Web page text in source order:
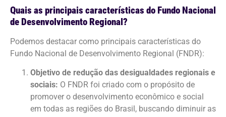
Quais as principais características do Fundo Nacional
de Desenvolvimento Regional?
Podemos destacar como principais características do
Fundo Nacional de Desenvolvimento Regional (FNDR):
Objetivo de redução das desigualdades regionais e
sociais: O FNDR foi criado com o propósito de
promover o desenvolvimento econômico e social
em todas as regiões do Brasil, buscando diminuir as